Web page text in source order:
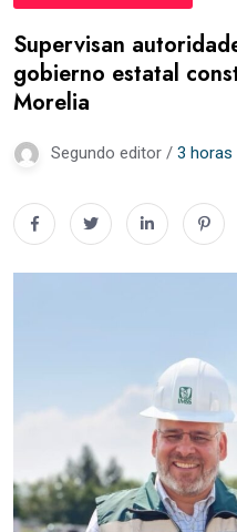
Supervisan
gobierno estatal
Morelia
Segundo editor / 3 horas